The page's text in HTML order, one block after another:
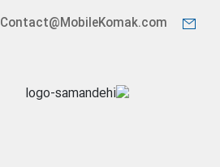
Contact@MobileKomak.com